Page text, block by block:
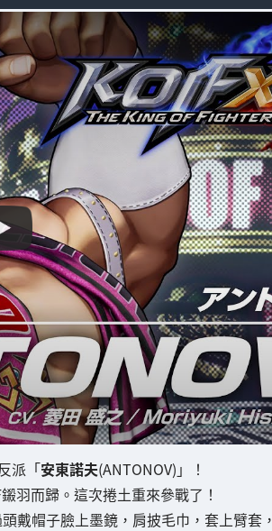
派「安東諾夫(ANTONOV)」！
羽而歸。這次捲土重來參戰了！
戴帽子臉上墨鏡，肩披毛巾，套上臂套，